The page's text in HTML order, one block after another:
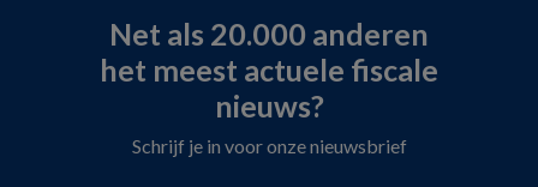
Net als 20.000 anderen
het meest actuele fiscale
nieuws?
Schrijf je in voor onze nieuwsbrief